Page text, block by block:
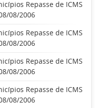
Repasse de ICMS
08/2006
Repasse de ICMS
08/2006
Repasse de ICMS
08/2006
Repasse de ICMS
08/2006